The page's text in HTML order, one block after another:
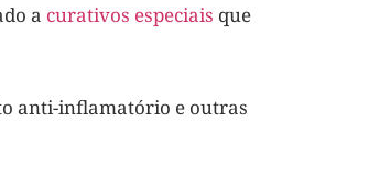
a curativos especiais que
anti-inflamatório e outras